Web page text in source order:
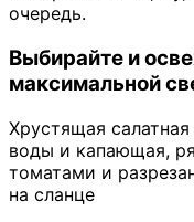
очередь.
Выбирайте и
максимальной
Хрустящая
воды и капающая,
томатами и
на сланце